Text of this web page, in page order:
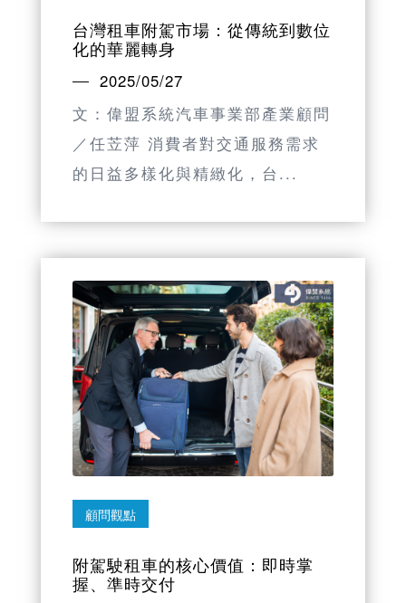
台灣租車附駕市場：從傳統到數位
化的華麗轉身
2025/05/27
文：偉盟系統汽車事業部產業顧問
／任苙萍 消費者對交通服務需求
的日益多樣化與精緻化，台...
顧問觀點
附駕駛租車的核心價值：即時掌
握、準時交付